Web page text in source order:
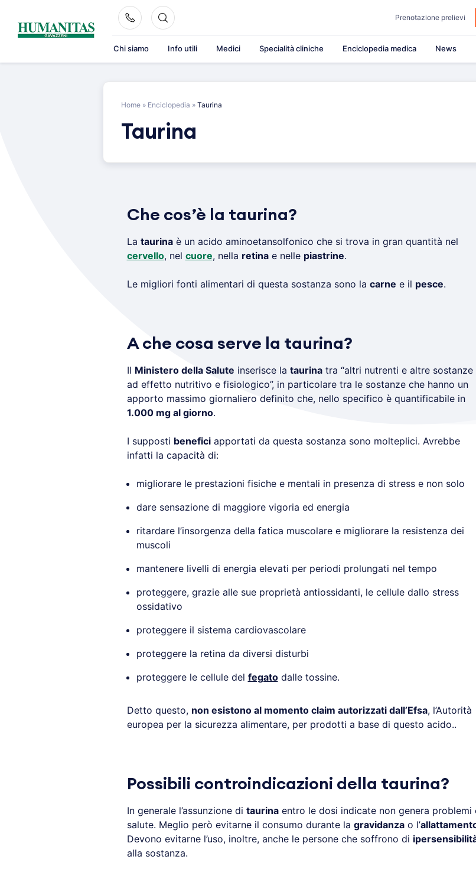
content
Prenotazione prelievi
Chi siamo Info utili Medici Specialità cliniche Enciclopedia medica News
Home » Enciclopedia » Taurina
Taurina
Che cos’è la taurina?
La taurinaè un acido aminoetansolfonico che si trova in gran quantità nel
cervello, nel cuore, nella retinae nelle piastrine.
Le migliori fonti alimentari di questa sostanza sono la carne e il pesce.
A che cosa serve la taurina?
Il Ministero della Salute inserisce la taurinatra “altri nutrenti e altre sostanze
ad effetto nutritivo e fisiologico”, in particolare tra le sostanze che hanno un
apporto massimo giornaliero definito che, nello specifico è quantificabile in
1.000 mg al giorno.
I supposti beneficiapportati da questa sostanza sono molteplici. Avrebbe
infatti la capacità di:
migliorare le prestazioni fisiche e mentali in presenza di stress e non solo
dare sensazione di maggiore vigoria ed energia
ritardare l’insorgenza della fatica muscolare e migliorare la resistenza dei
muscoli
mantenere livelli di energia elevati per periodi prolungati nel tempo
proteggere, grazie alle sue proprietà antiossidanti, le cellule dallo stress
ossidativo
proteggere il sistema cardiovascolare
proteggere la retina da diversi disturbi
proteggere le cellule del fegatodalle tossine.
Detto questo, non esistono al momento claim autorizzati dall’Efsa, l’Autorità
europea per la sicurezza alimentare, per prodotti a base di questo acido..
Possibili controindicazioni della taurina?
In generale l’assunzione di taurinaentro le dosi indicate non genera problemi
salute. Meglio però evitarne il consumo durante la gravidanzao l’
Devono evitarne l’uso, inoltre, anche le persone che soffrono di
alla sostanza.